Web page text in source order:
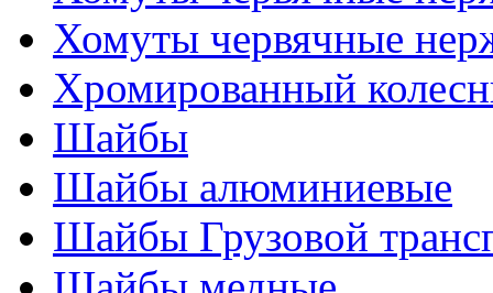
Хомуты червячные
Хромированный
Шайбы
Шайбы алюминиевые
Шайбы Грузовой